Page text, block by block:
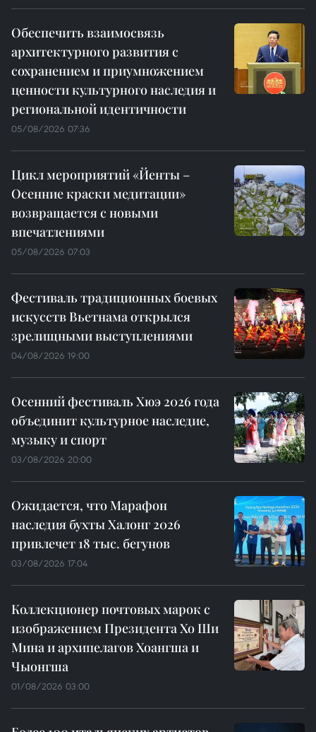
Обеспечить взаимосвязь
архитектурного развития с
сохранением и приумножением
ценности культурного наследия и
региональной идентичности
05/08/2026 07:36
Цикл мероприятий «Йенты –
Осенние краски медитации»
возвращается с новыми
впечатлениями
05/08/2026 07:03
Фестиваль традиционных боевых
искусств Вьетнама открылся
зрелищными выступлениями
04/08/2026 19:00
Осенний фестиваль Хюэ 2026 года
объединит культурное наследие,
музыку и спорт
03/08/2026 20:00
Ожидается, что Марафон
наследия бухты Халонг 2026
привлечет 18 тыс. бегунов
03/08/2026 17:04
Коллекционер почтовых марок с
изображением Президента Хо Ши
Мина и архипелагов Хоангша и
Чыонгша
01/08/2026 03:00